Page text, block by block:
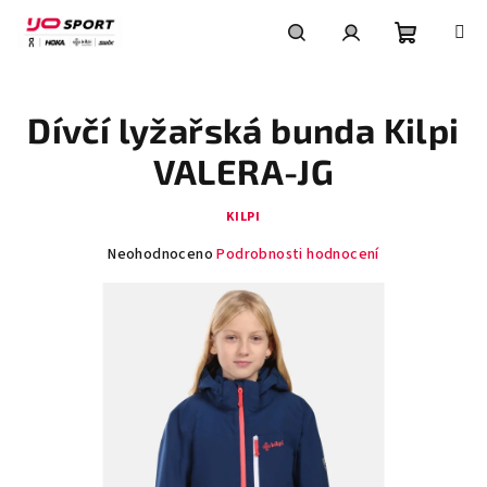
obsah
košík
Dívčí lyžařská bunda Kilpi
VALERA-JG
KILPI
Průměrné
hvězdiček.
Neohodnoceno Podrobnosti hodnocení